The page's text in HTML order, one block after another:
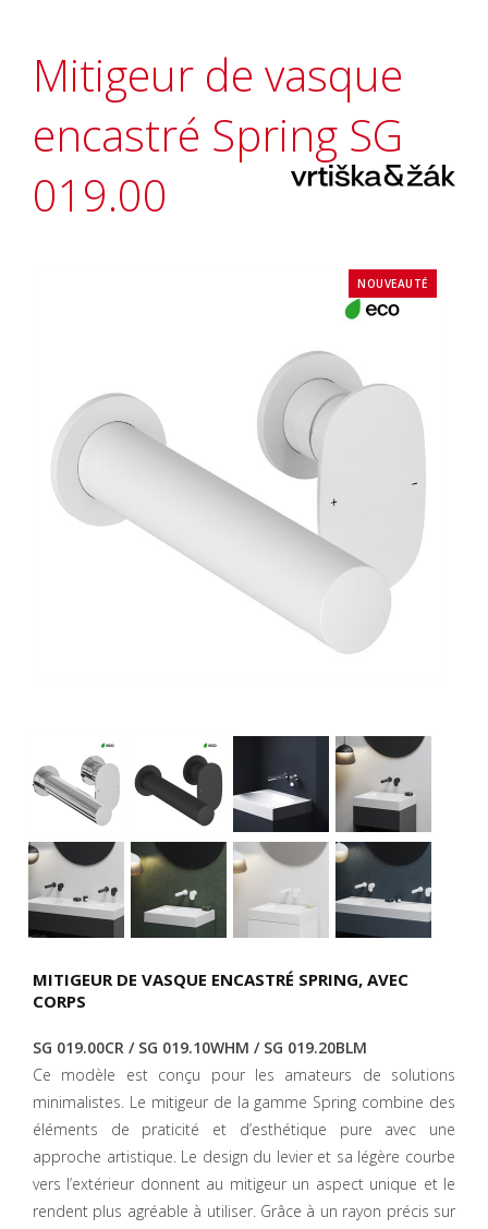
Mitigeur de vasque
encastré Spring SG
019.00
NOUVEAUTÉ
MITIGEUR DE VASQUE ENCASTRÉ SPRING, AVEC
CORPS
SG 019.00CR / SG 019.10WHM / SG 019.20BLM
Ce modèle est conçu pour les amateurs de solutions
minimalistes. Le mitigeur de la gamme Spring combine des
éléments de praticité et d’esthétique pure avec une
approche artistique. Le design du levier et sa légère courbe
vers l’extérieur donnent au mitigeur un aspect unique et le
rendent plus agréable à utiliser. Grâce à un rayon précis sur